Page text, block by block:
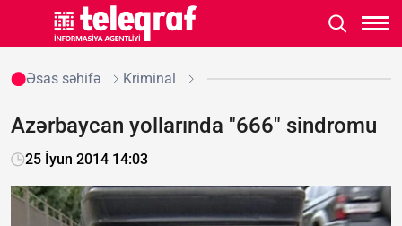
Əsas səhifə Kriminal
Azərbaycan yollarında "666" sindromu
25 İyun 2014 14:03